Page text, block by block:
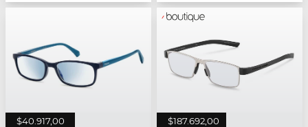
$40.917,00 $187.692,00